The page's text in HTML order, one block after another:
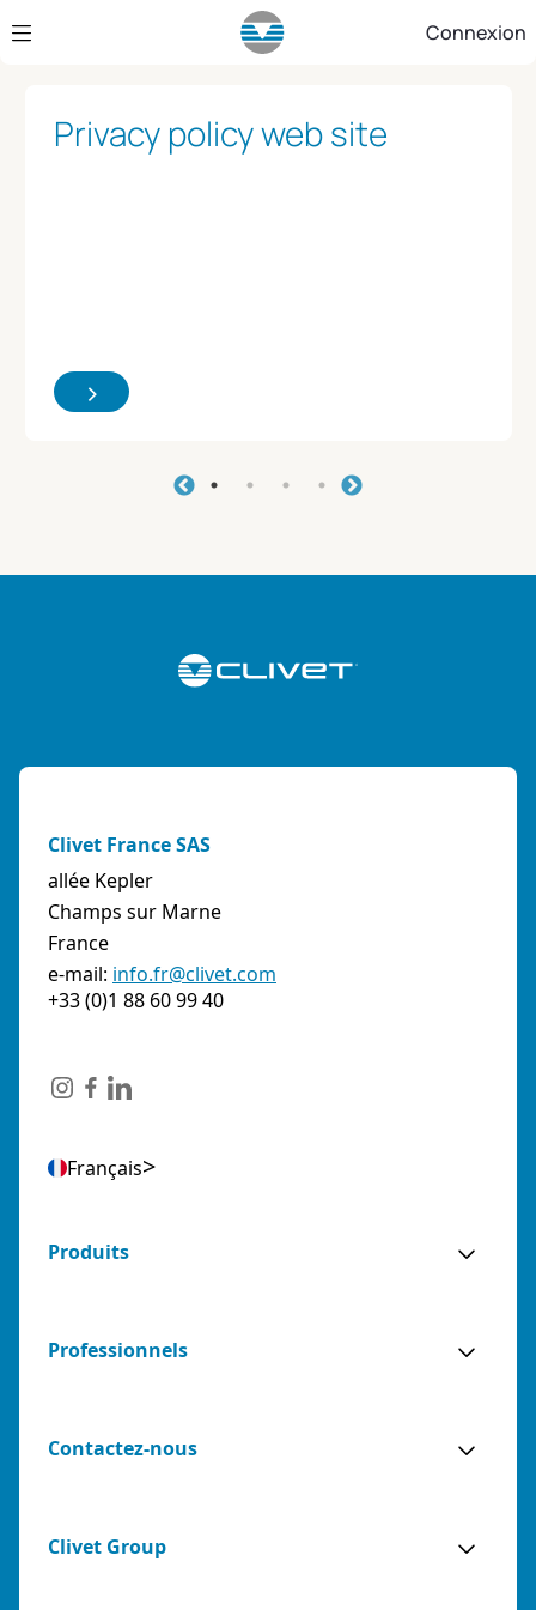
Saut au contenu principal Connexion
Privacy policy web site
>
Clivet France SAS
allée Kepler
Champs sur Marne
France
e-mail: info.fr@clivet.com
+33 (0)1 88 60 99 40
Français
Produits
Professionnels
Contactez-nous
Clivet Group